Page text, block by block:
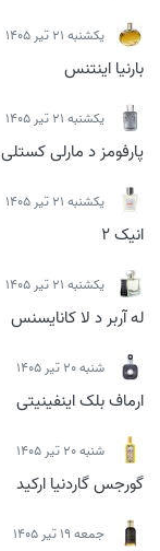
يكشنبه 21 تیر 1405
بارنیا اینتنس
يكشنبه 21 تیر 1405
پارفومز د مارلی کستلی
يكشنبه 21 تیر 1405
انیک 2
يكشنبه 21 تیر 1405
له آربر د لا کانایسنس
شنبه 20 تیر 1405
ارماف بلک اینفینیتی
شنبه 20 تیر 1405
گورجس گاردنیا ارکید
جمعه 19 تیر 1405